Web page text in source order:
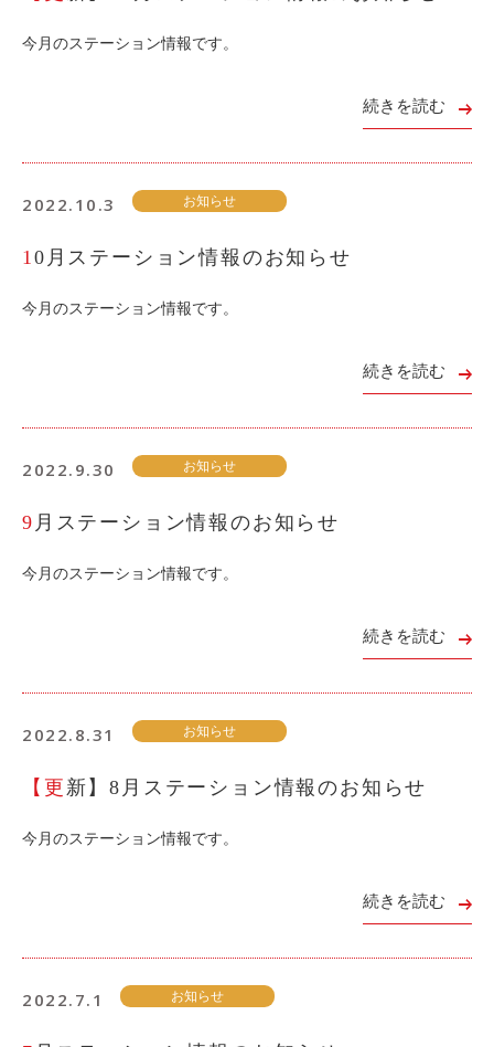
長時間利用もおトク
お客様の声
ご入会方法
保険補償内容 個人情報の取扱い
今月のステーション情報です。
続きを読む
2022.10.3 お知らせ
10月ステーション情報のお知らせ
今月のステーション情報です。
続きを読む
2022.9.30 お知らせ
9月ステーション情報のお知らせ
今月のステーション情報です。
続きを読む
2022.8.31 お知らせ
【更新】8月ステーション情報のお知らせ
今月のステーション情報です。
続きを読む
2022.7.1 お知らせ